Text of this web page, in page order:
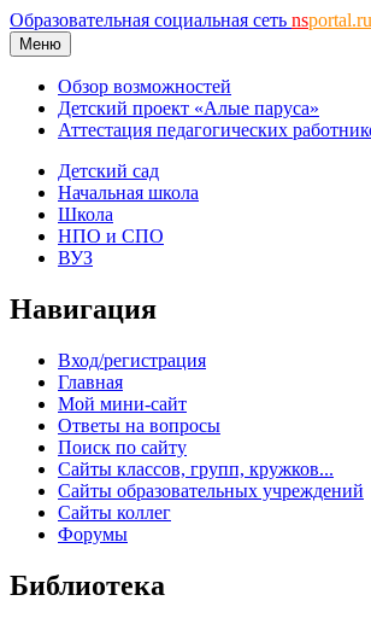
Образовательная социальная сеть nsportal.ru
Меню
Обзор возможностей
Детский проект «Алые паруса»
Аттестация педагогических
Детский сад
Начальная школа
Школа
НПО и СПО
ВУЗ
Навигация
Вход/регистрация
Главная
Мой мини-сайт
Ответы на вопросы
Поиск по сайту
Сайты классов, групп, кружков...
Сайты образовательных учреждений
Сайты коллег
Форумы
Библиотека